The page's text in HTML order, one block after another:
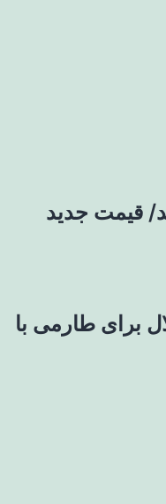
قیمت جدید
برای طارمی با